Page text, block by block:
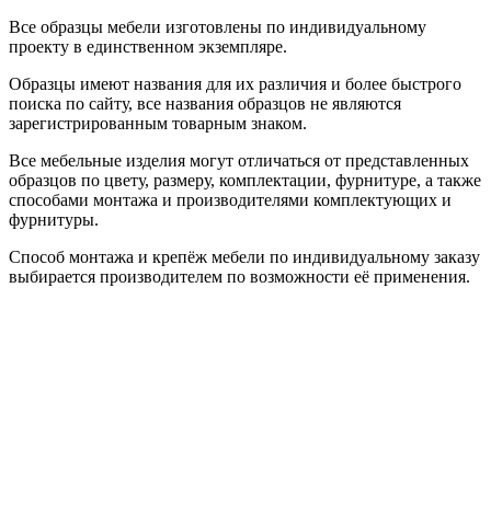
Все образцы мебели изготовлены по индивидуальному
проекту в единственном экземпляре.
Образцы имеют названия для их различия и более быстрого
поиска по сайту, все названия образцов не являются
зарегистрированным товарным знаком.
Все мебельные изделия могут отличаться от представленных
образцов по цвету, размеру, комплектации, фурнитуре, а также
способами монтажа и производителями комплектующих и
фурнитуры.
Способ монтажа и крепёж мебели по индивидуальному заказу
выбирается производителем по возможности её применения.